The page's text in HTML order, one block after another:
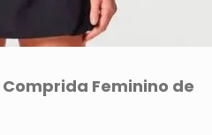
Feminino de